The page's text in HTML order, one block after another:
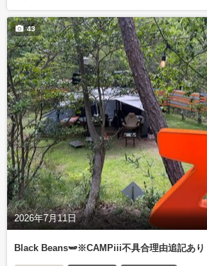
2026年7月11日
43
Black Beans🫛※CAMPiii不具合理由追記あり